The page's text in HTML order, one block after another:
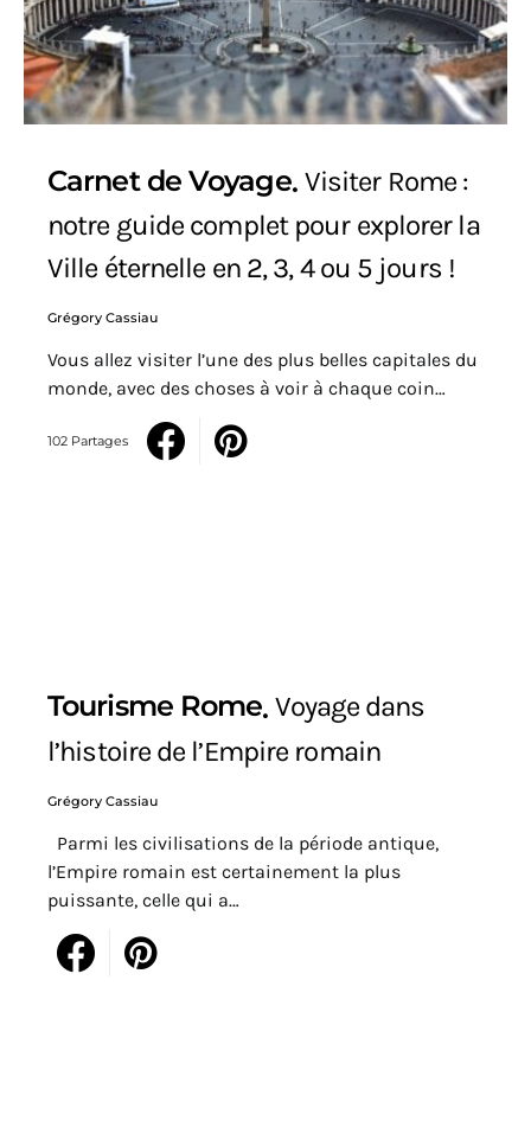
Carnet de Voyage Visiter Rome :
notre guide complet pour explorer la
Ville éternelle en 2, 3, 4 ou 5 jours !
Grégory Cassiau
Vous allez visiter l’une des plus belles capitales du
monde, avec des choses à voir à chaque coin…
102 Partages
Tourisme Rome Voyage dans
l’histoire de l’Empire romain
Grégory Cassiau
Parmi les civilisations de la période antique,
l’Empire romain est certainement la plus
puissante, celle qui a…